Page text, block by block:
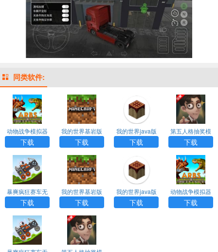
同类软件:
动物战争模拟器
mod作弊菜单3.3.
0
下载
我的世界基岩版
1.20正式版下载
中文免费
下载
我的世界java版
手机版下载安装
中文版最新版
下载
第五人格抽奖模
拟器无限抽下载
安装
下载
暴爽疯狂赛车无
限金币无限钻石
下载
我的世界基岩版
1.20正式版下载
中文免费
下载
我的世界java版
手机版下载安装
中文版最新版
下载
动物战争模拟器
mod作弊菜单3.3.
0
下载